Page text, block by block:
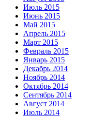
Июль 2015
Июнь 2015
Май 2015
Апрель 2015
Март 2015
Февраль 2015
Январь 2015
Декабрь 2014
Ноябрь 2014
Октябрь 2014
Сентябрь 2014
Август 2014
Июль 2014